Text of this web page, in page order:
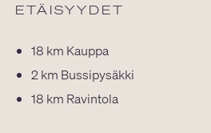
ETÄISYYDET
18 km Kauppa
2 km Bussipysäkki
18 km Ravintola